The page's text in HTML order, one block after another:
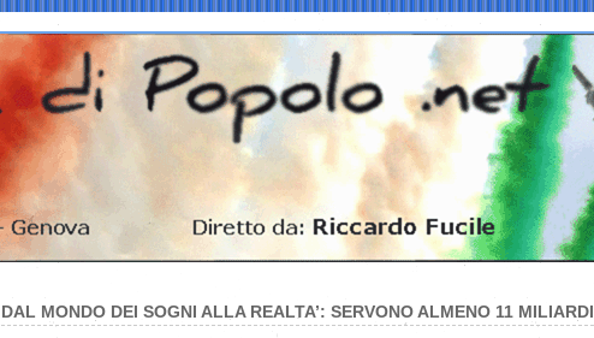
DAL MONDO DEI SOGNI ALLA REALTA’: SERVONO ALMENO 11 MILIARDI